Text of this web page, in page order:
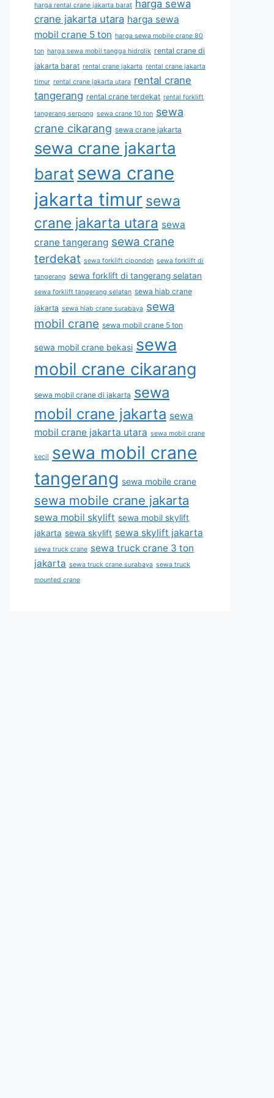
harga rental crane jakarta barat harga sewa
crane jakarta utara harga sewa
mobil crane 5 ton harga sewa mobile crane 80
ton harga sewa mobil tangga hidrolik rental crane di
jakarta barat rental crane jakarta rental crane jakarta
timur rental crane jakarta utara rental crane
tangerang rental crane terdekat rental forklift
tangerang serpong sewa crane 10 ton sewa
crane cikarang sewa crane jakarta
sewa crane jakarta
barat sewa crane
jakarta timur sewa
crane jakarta utara sewa
crane tangerang sewa crane
terdekat sewa forklift cipondoh sewa forklift di
tangerang sewa forklift di tangerang selatan
sewa forklift tangerang selatan sewa hiab crane
jakarta sewa hiab crane surabaya sewa
mobil crane sewa mobil crane 5 ton
sewa mobil crane bekasi sewa
mobil crane cikarang
sewa mobil crane di jakarta sewa
mobil crane jakarta sewa
mobil crane jakarta utara sewa mobil crane
kecil sewa mobil crane
tangerang sewa mobile crane
sewa mobile crane jakarta
sewa mobil skylift sewa mobil skylift
jakarta sewa skylift sewa skylift jakarta
sewa truck crane sewa truck crane 3 ton
jakarta sewa truck crane surabaya sewa truck
mounted crane